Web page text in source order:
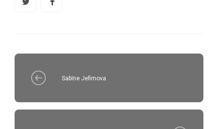
Sabīne Jefimova